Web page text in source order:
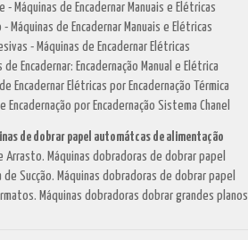
- Máquinas de Encadernar Manuais e Elétricas
Máquinas de Encadernar Manuais e Elétricas
- Máquinas de Encadernar Elétricas
de Encadernar: Encadernação Manual e Elétrica
Encadernar Elétricas por Encadernação Térmica
Encadernação por Encadernação Sistema Chanel
de dobrar papel automátcas de alimentação
Arrasto. Máquinas dobradoras de dobrar papel
Sucção. Máquinas dobradoras de dobrar papel
Máquinas dobradoras dobrar grandes planos